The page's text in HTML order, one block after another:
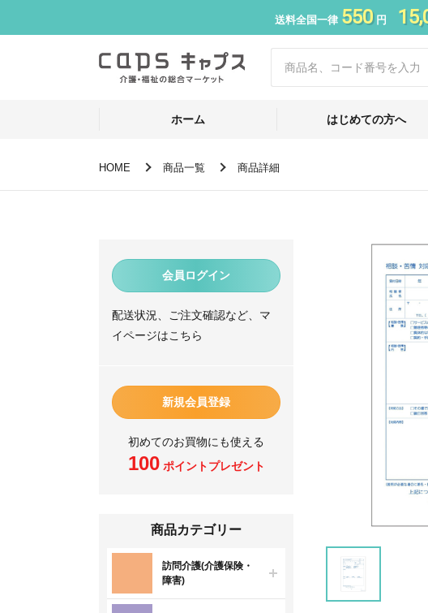
送料全国一律 550円
ホーム はじめての方へ
HOME 商品一覧 商品詳細
会員ログイン
配送状況、ご注文確認など、マ
イページはこちら
新規会員登録
初めてのお買物にも使える
100ポイントプレゼント
商品カテゴリー
訪問介護(介護保険・
障害)